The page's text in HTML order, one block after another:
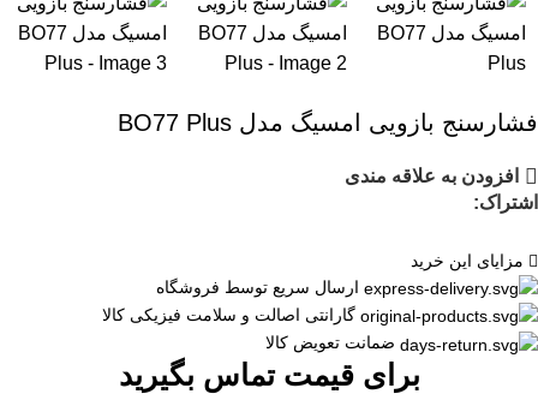
فشارسنج بازویی امسیگ مدل BO77 Plus
افزودن به علاقه مندی
اشتراک:
مزایای این خرید
ارسال سریع توسط فروشگاه
گارانتی اصالت و سلامت فیزیکی کالا
ضمانت تعویض کالا
برای قیمت تماس بگیرید